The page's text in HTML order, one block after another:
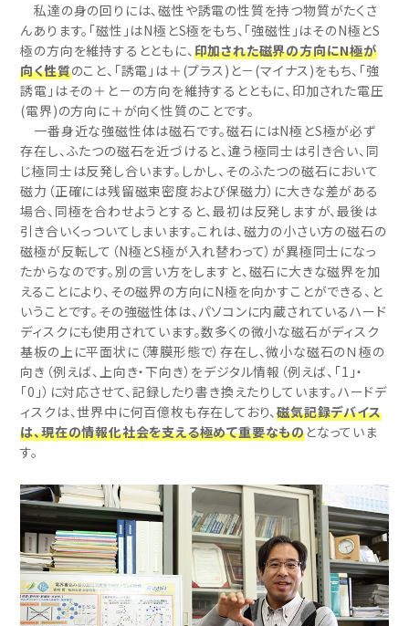
私達の身の回りには、磁性や誘電の性質を持つ物質がたくさ
んあります。「磁性」はN極とS極をもち、「強磁性」はそのN極とS
極の方向を維持するとともに、印加された磁界の方向にN極が
向く性質のこと、「誘電」は＋(プラス)と－(マイナス)をもち、「強
誘電」はその＋と－の方向を維持するとともに、印加された電圧
(電界)の方向に＋が向く性質のことです。
一番身近な強磁性体は磁石です。磁石にはN極とS極が必ず
存在し、ふたつの磁石を近づけると、違う極同士は引き合い、同
じ極同士は反発し合います。しかし、そのふたつの磁石において
磁力（正確には残留磁束密度および保磁力）に大きな差がある
場合、同極を合わせようとすると、最初は反発しますが、最後は
引き合いくっついてしまいます。これは、磁力の小さい方の磁石の
磁極が反転して（N極とS極が入れ替わって）が異極同士になっ
たからなのです。別の言い方をしますと、磁石に大きな磁界を加
えることにより、その磁界の方向にN極を向かすことができる、と
いうことです。その強磁性体は、パソコンに内蔵されているハード
ディスクにも使用されています。数多くの微小な磁石がディスク
基板の上に平面状に（薄膜形態で）存在し、微小な磁石のＮ極の
向き（例えば、上向き・下向き）をデジタル情報（例えば、「1」・
「0」）に対応させて、記録したり書き換えたりしています。ハードデ
ィスクは、世界中に何百億枚も存在しており、磁気記録デバイス
は、現在の情報化社会を支える極めて重要なものとなっていま
す。